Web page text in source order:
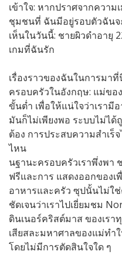
เข้าใจ: หากปราศจากควา
ชุมชนที่ ฉันมีอยู่รอบตัวฉัน
เห็นในวันนี้: ชายผิวดำอายุ
เกมที่ฉันรัก
เรื่องราวของฉันในการมา
ครอบครัวในอังกฤษ: แม่ขอ
ขั้นต่ำ เพื่อให้แน่ใจว่าเรามี
มันก็ไม่เพียงพอ ระบบไม่ไ
ต้อง การประสบความสำเ
ไหน
นฐานะครอบครัวเราพึ่งพา
ฟรีและการ แสดงออกของ
อาหารและครัว ซุปนั้นไม่ใ
ชัดเจนว่าเราไปเยี่ยมชม
ดินเนอร์คริสต์มาส ของเรา
เสียสละมหาศาลของแม่ทำ
โดยไม่มีการตัดสินใจใด ๆ